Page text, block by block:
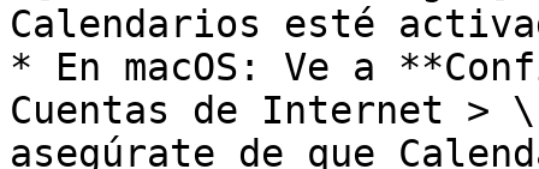
Calendarios esté
* En macOS: Ve a
Cuentas de Internet >
asegúrate de que